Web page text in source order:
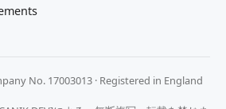
No. 17003013 · Registered in England